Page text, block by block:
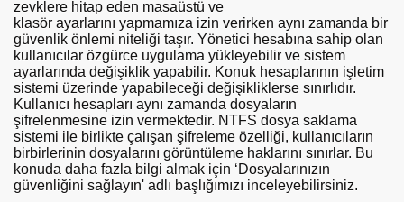
zevklere hitap eden masaüstü ve
klasör ayarlarını yapmamıza izin verirken aynı zamanda bir
güvenlik önlemi niteliği taşır. Yönetici hesabına sahip olan
kullanıcılar özgürce uygulama yükleyebilir ve sistem
ayarlarında değişiklik yapabilir. Konuk hesaplarının işletim
sistemi üzerinde yapabileceği değişikliklerse sınırlıdır.
Kullanıcı hesapları aynı zamanda dosyaların
şifrelenmesine izin vermektedir. NTFS dosya saklama
sistemi ile birlikte çalışan şifreleme özelliği, kullanıcıların
birbirlerinin dosyalarını görüntüleme haklarını sınırlar. Bu
konuda daha fazla bilgi almak için ‘Dosyalarınızın
güvenliğini sağlayın' adlı başlığımızı inceleyebilirsiniz.